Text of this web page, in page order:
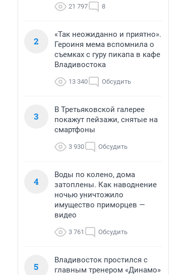
21 797 8
2
«Так неожиданно и приятно».
Героиня мема вспомнила о
съемках с гуру пикапа в кафе
Владивостока
13 340 Обсудить
3
В Третьяковской галерее
покажут пейзажи, снятые на
смартфоны
3 930 Обсудить
4
Воды по колено, дома
затоплены. Как наводнение
ночью уничтожило
имущество приморцев —
видео
3 761 Обсудить
5
Владивосток простился с
главным тренером «Динамо»